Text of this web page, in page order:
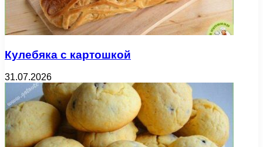
Кулебяка с картошкой
31.07.2026